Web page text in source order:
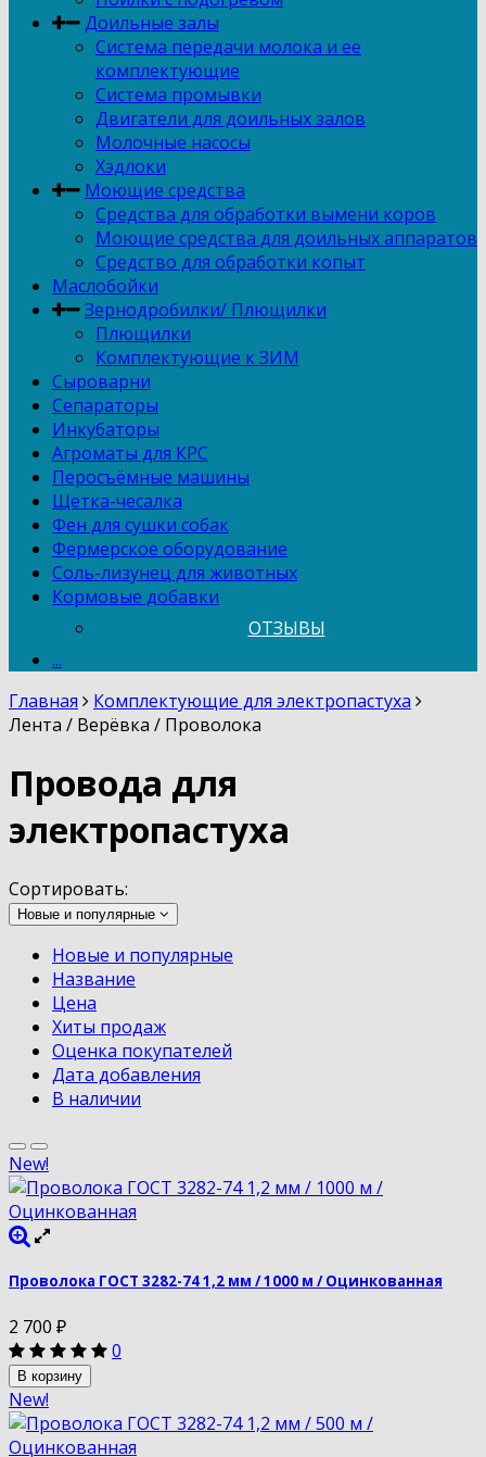
Доильные залы
Система передачи молока и ее
комплектующие
Система промывки
Двигатели для доильных залов
Молочные насосы
Хэдлоки
Моющие средства
Средства для обработки вымени коров
Моющие средства для доильных аппаратов
Средство для обработки копыт
Маслобойки
Зернодробилки/ Плющилки
Плющилки
Комплектующие к ЗИМ
Сыроварни
Сепараторы
Инкубаторы
Агроматы для КРС
Перосъёмные машины
Щетка-чесалка
Фен для сушки собак
Фермерское оборудование
Соль-лизунец для животных
Кормовые добавки
ОТЗЫВЫ
...
Главная
Комплектующие для электропастуха
Лента / Верёвка / Проволока
Провода для
электропастуха
Сортировать:
Новые и популярные
Новые и популярные
Название
Цена
Хиты продаж
Оценка покупателей
Дата добавления
В наличии
New!
Проволока ГОСТ 3282-74 1,2 мм / 1000 м / Оцинкованная
2 700 ₽
0
В корзину
New!